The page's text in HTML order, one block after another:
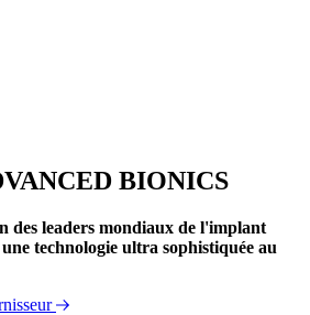
BIONICS
des leaders mondiaux de l'implant
technologie ultra sophistiquée au